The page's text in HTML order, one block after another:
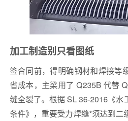
加工制造别只看图纸
签合同前，得明确钢材和焊接等
省成本，主梁用了 Q235B 代替
缝全裂了。根据 SL 36-2016《水
条件》，重要受力焊缝*须达到二